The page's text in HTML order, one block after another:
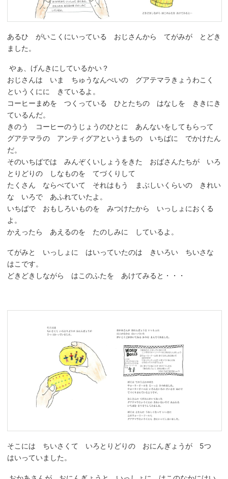
あるひ がいこくにいっている おじさんから てがみが とどき
ました。
やぁ、げんきにしているかい？
おじさんは いま ちゅうなんべいの グアテマラきょうわこく
というくにに きているよ。
コーヒーまめを つくっている ひとたちの はなしを ききにき
ているんだ。
きのう コーヒーのうじょうのひとに あんないをしてもらって
グアテマラの アンティグアというまちの いちばに でかけたん
だ。
そのいちばでは みんぞくいしょうをきた おばさんたちが いろ
とりどりの しなものを てづくりして
たくさん ならべていて それはもう まぶしいくらいの きれい
な いろで あふれていたよ。
いちばで おもしろいものを みつけたから いっしょにおくる
よ。
かえったら あえるのを たのしみに しているよ。
てがみと いっしょに はいっていたのは きいろい ちいさな
はこです。
どきどきしながら はこのふたを あけてみると・・・
そこには ちいさくて いろとりどりの おにんぎょうが 5つ
はいっていました。